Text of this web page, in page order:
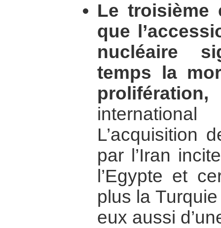
Le troisième
que
nucléaire
temps la
prolifération,
L’acquisition
par l’Iran
l’Egypte et
plus la
eux aussi